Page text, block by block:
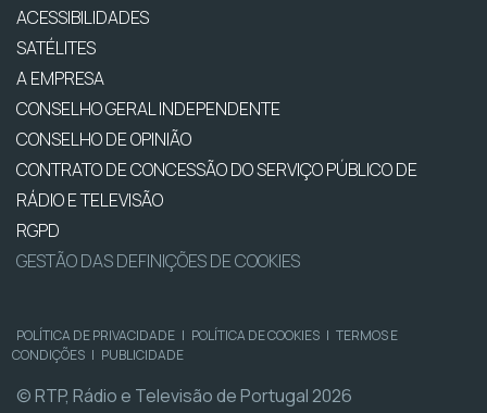
ACESSIBILIDADES
SATÉLITES
A EMPRESA
CONSELHO GERAL INDEPENDENTE
CONSELHO DE OPINIÃO
CONTRATO DE CONCESSÃO DO SERVIÇO PÚBLICO DE
RÁDIO E TELEVISÃO
RGPD
GESTÃO DAS DEFINIÇÕES DE COOKIES
POLÍTICA DE PRIVACIDADE | POLÍTICA DE COOKIES | TERMOS E
CONDIÇÕES | PUBLICIDADE
© RTP, Rádio e Televisão de Portugal 2026